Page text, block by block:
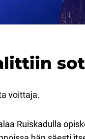
voittaja.
Ruiskadulla